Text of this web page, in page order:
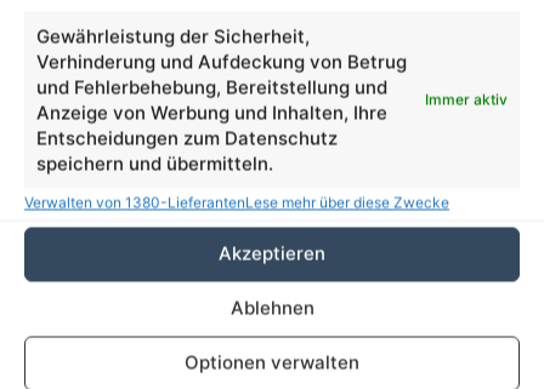
Gewährleistung der Sicherheit,
Verhinderung und Aufdeckung von Betrug
und Fehlerbehebung, Bereitstellung und
Anzeige von Werbung und Inhalten, Ihre
Entscheidungen zum Datenschutz
speichern und übermitteln.
Immer aktiv
Verwalten von 1380-LieferantenLese mehr über diese Zwecke
Akzeptieren
Ablehnen
Optionen verwalten
18.419
AppNutzer
1.708
Follower
13.915
Follower
Aus dem Rathaus
35 Jahre Herzblut für Kunst und Kultur: Anja
Schreier und ihre FRAKIMA Bernau
Süßes Comeback über den Dächern von
Bernau: Der Rathaushonig ist zurück